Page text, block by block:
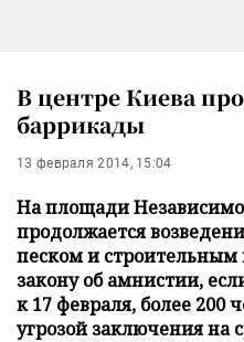
В центре Киева
баррикады
13 февраля 2014, 15:04
На площади
продолжается
песком и строительным
закону об амнистии,
к 17 февраля, более 200
угрозой заключения на